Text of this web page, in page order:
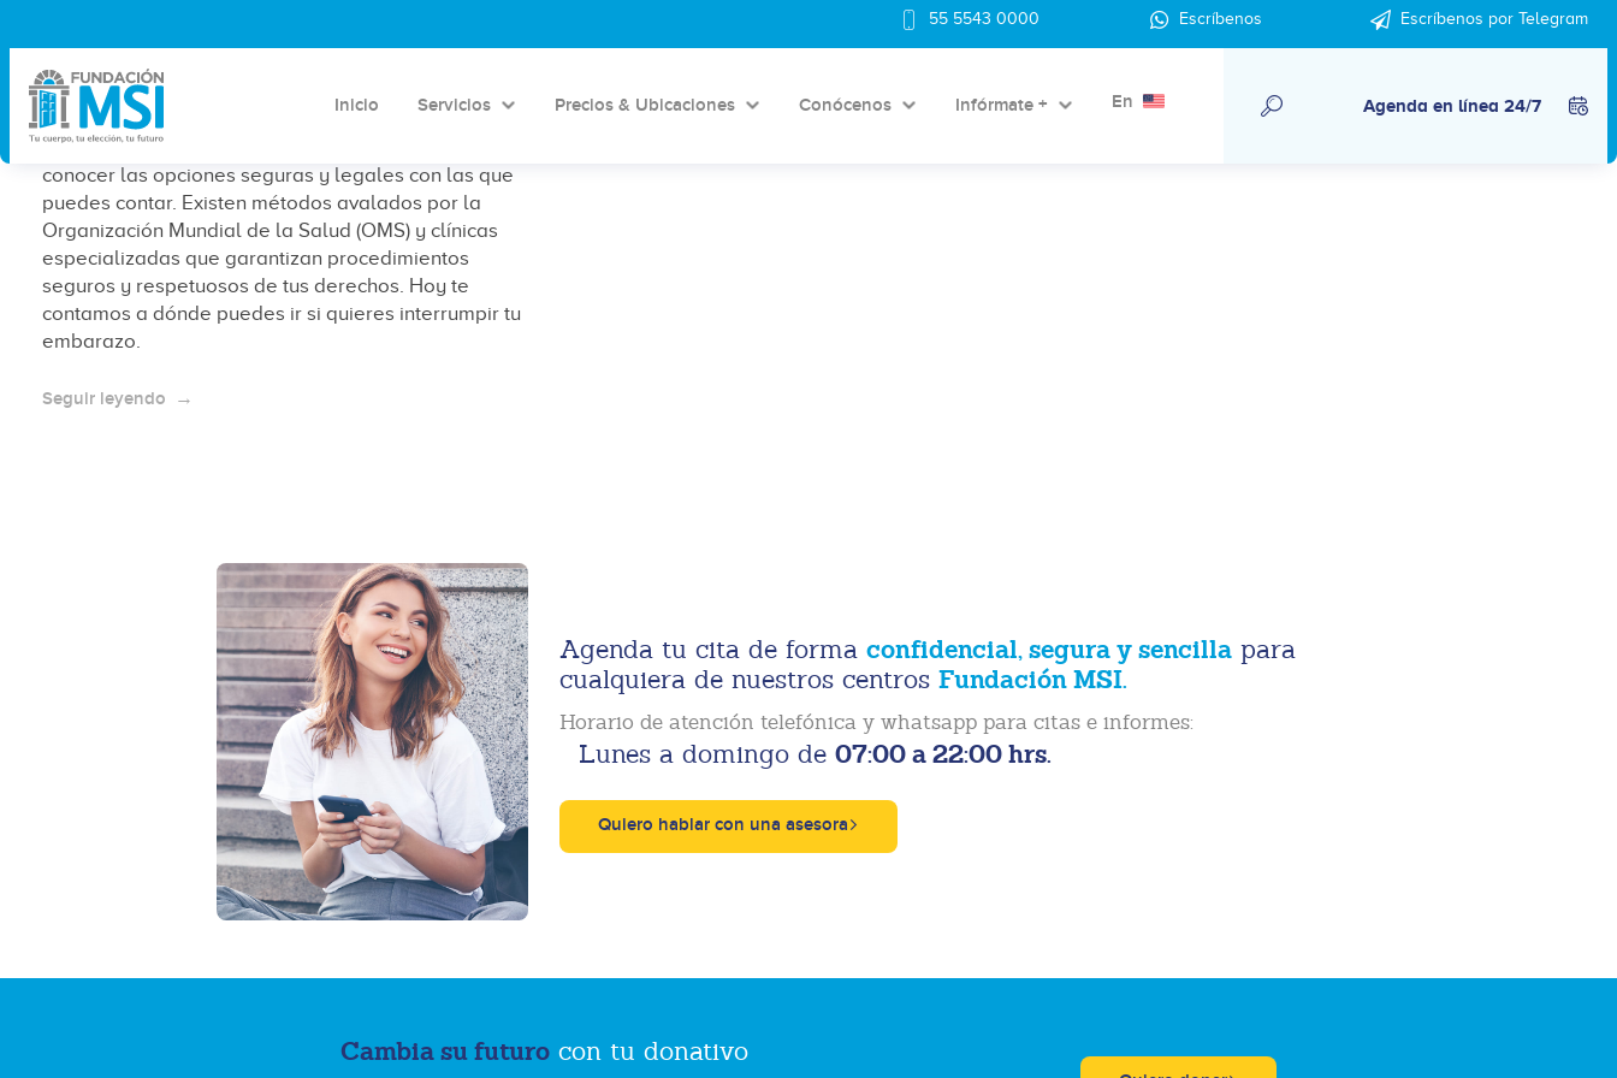
55 5543 0000 Escríbenos Escríbenos por Telegram
Inicio Servicios Precios & Ubicaciones Conócenos Infórmate + En Agenda en línea 24/7
Dónde puedo ir si quiero interrumpir
mi embarazo
Si estás considerando abortar, es importante
conocer las opciones seguras y legales con las que
puedes contar. Existen métodos avalados por la
Organización Mundial de la Salud (OMS) y clínicas
especializadas que garantizan procedimientos
seguros y respetuosos de tus derechos. Hoy te
contamos a dónde puedes ir si quieres interrumpir tu
embarazo.
Seguir leyendo
Agenda tu cita de forma confidencial, segura y sencillapara
cualquiera de nuestros centros Fundación MSI.
Horario de atención telefónica y whatsapp para citas e informes:
Lunes a domingo de 07:00 a 22:00 hrs.
Quiero hablar con una asesora
Cambia su futuro con tu donativo